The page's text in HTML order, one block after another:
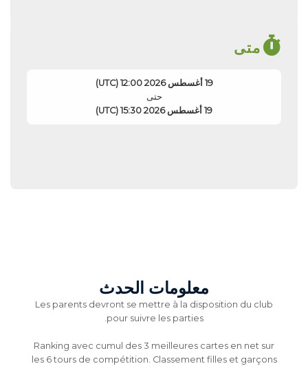
متى
19 أغسطس 2026 12:00 (UTC)
حتى
19 أغسطس 2026 15:30 (UTC)
معلومات الحدث
Les parents devront se mettre à la disposition du club
pour suivre les parties.
Ranking avec cumul des 3 meilleures cartes en net sur
les 6 tours de compétition. Classement filles et garçons